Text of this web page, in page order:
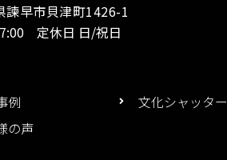
諫早市貝津町1426-1
定休日 日/祝日
例
の声
文化シャッター